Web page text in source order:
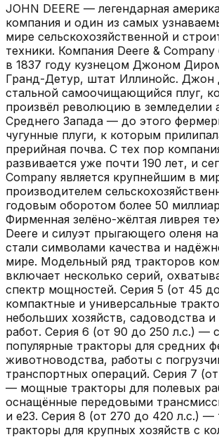
JOHN DEERE — легендарная
компания и один из самых
мире сельскохозяйственной и
техники. Компания Deere &
в 1837 году кузнецом Джоном
Гранд-Детур, штат Иллинойс. Джон
стальной самоочищающийся плуг,
произвёл революцию в земледелии
Среднего Запада — до этого
чугунные плуги, к которым
прерийная почва. С тех пор
развивается уже почти 190 лет, и
Company является крупнейшим в
производителем
годовым оборотом более 50
Фирменная зелёно-жёлтая ливрея
Deere и силуэт прыгающего оленя
стали символами качества и
мире. Модельный ряд тракторов
включает несколько серий,
спектр мощностей. Серия 5 (от 45
компактные и универсальные
небольших хозяйств, садоводства
работ. Серия 6 (от 90 до 250 л.с.) —
популярные тракторы для средних
животноводства, работы с
транспортных операций. Серия 7
— мощные тракторы для полевых
оснащённые передовыми
и e23. Серия 8 (от 270 до 420 л.с.) —
тракторы для крупных хозяйств с